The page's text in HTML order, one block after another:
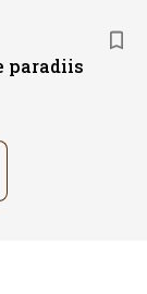
paradiis